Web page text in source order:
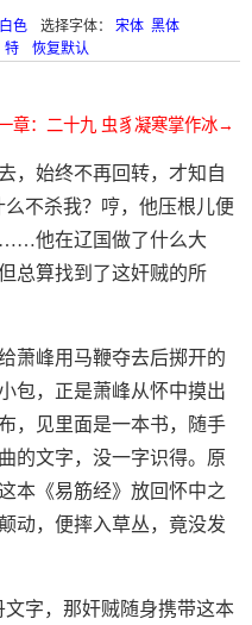
白色 选择字体： 宋体 黑体
特 恢复默认
一章：二十九 虫豸凝寒掌作冰→
，始终不再回转，才知自
不杀我？哼，他压根儿便
他在辽国做了什么大
总算找到了这奸贼的所
萧峰用马鞭夺去后掷开的
包，正是萧峰从怀中摸出
，见里面是一本书，随手
的文字，没一字识得。原
本《易筋经》放回怀中之
动，便摔入草丛，竟没发
字，那奸贼随身携带这本